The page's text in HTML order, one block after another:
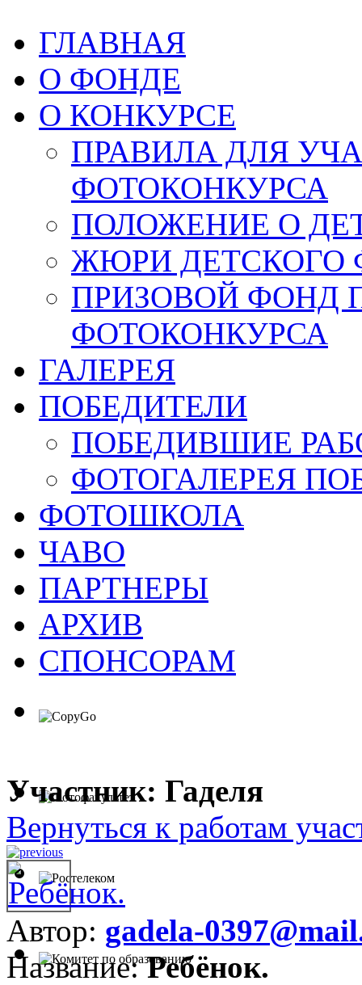
ГЛАВНАЯ
О ФОНДЕ
О КОНКУРСЕ
ПРАВИЛА ДЛЯ
ФОТОКОНКУРСА
ПОЛОЖЕНИЕ О
ЖЮРИ ДЕТСКОГО
ПРИЗОВОЙ ФОНД
ФОТОКОНКУРСА
ГАЛЕРЕЯ
ПОБЕДИТЕЛИ
ПОБЕДИВШИЕ
ФОТОГАЛЕРЕЯ
ФОТОШКОЛА
ЧАВО
ПАРТНЕРЫ
АРХИВ
СПОНСОРАМ
Участник: Гаделя
Вернуться к работам
Автор: gadela-
Название:Ребёнок.